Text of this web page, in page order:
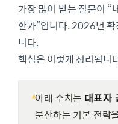
가장 많이 받는 질문이 “
한가”입니다. 2026년
니다.
핵심은 이렇게 정리됩니
아래 수치는 대표자
분산하는 기본 전략